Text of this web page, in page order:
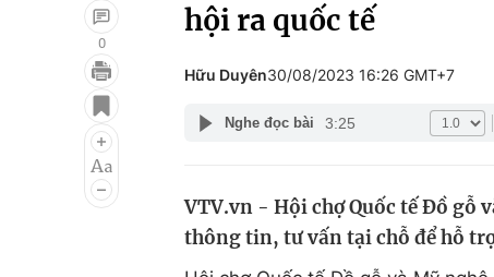
Điện ảnh
Âm nhạc
Du lịch
Chất lượng cuộc sống
0
hội ra quốc tế
Hữu Duyên30/08/2023 16:26 GMT+7
Nghe đọc bài 3:25
VTV.vn - Hội chợ Quốc tế Đồ gỗ
thông tin, tư vấn tại chỗ để hỗ